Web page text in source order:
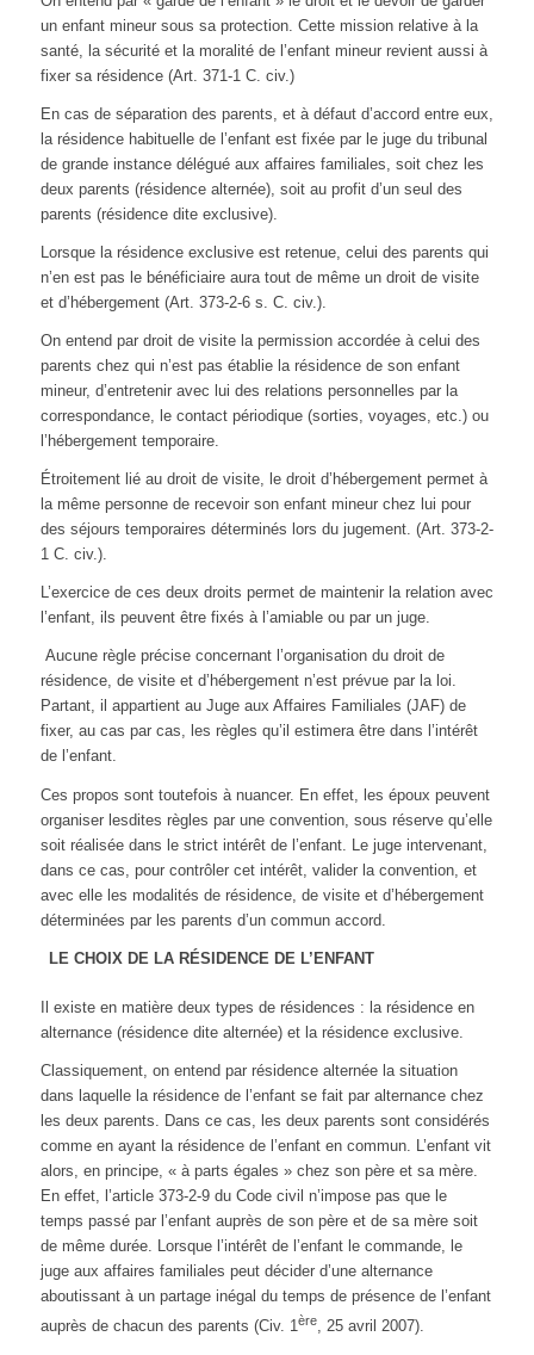
un enfant mineur sous sa protection. Cette mission relative à la
santé, la sécurité et la moralité de l’enfant mineur revient aussi à
fixer sa résidence (Art. 371-1 C. civ.)
En cas de séparation des parents, et à défaut d’accord entre eux,
la résidence habituelle de l’enfant est fixée par le juge du tribunal
de grande instance délégué aux affaires familiales, soit chez les
deux parents (résidence alternée), soit au profit d’un seul des
parents (résidence dite exclusive).
Lorsque la résidence exclusive est retenue, celui des parents qui
n’en est pas le bénéficiaire aura tout de même un droit de visite
et d’hébergement (Art. 373-2-6 s. C. civ.).
On entend par droit de visite la permission accordée à celui des
parents chez qui n’est pas établie la résidence de son enfant
mineur, d’entretenir avec lui des relations personnelles par la
correspondance, le contact périodique (sorties, voyages, etc.) ou
l’hébergement temporaire.
Étroitement lié au droit de visite, le droit d’hébergement permet à
la même personne de recevoir son enfant mineur chez lui pour
des séjours temporaires déterminés lors du jugement. (Art. 373-2-
1 C. civ.).
L’exercice de ces deux droits permet de maintenir la relation avec
l’enfant, ils peuvent être fixés à l’amiable ou par un juge.
Aucune règle précise concernant l’organisation du droit de
résidence, de visite et d’hébergement n’est prévue par la loi.
Partant, il appartient au Juge aux Affaires Familiales (JAF) de
fixer, au cas par cas, les règles qu’il estimera être dans l’intérêt
de l’enfant.
Ces propos sont toutefois à nuancer. En effet, les époux peuvent
organiser lesdites règles par une convention, sous réserve qu’elle
soit réalisée dans le strict intérêt de l’enfant. Le juge intervenant,
dans ce cas, pour contrôler cet intérêt, valider la convention, et
avec elle les modalités de résidence, de visite et d’hébergement
déterminées par les parents d’un commun accord.
LE CHOIX DE LA RÉSIDENCE DE L’ENFANT
Il existe en matière deux types de résidences : la résidence en
alternance (résidence dite alternée) et la résidence exclusive.
Classiquement, on entend par résidence alternée la situation
dans laquelle la résidence de l’enfant se fait par alternance chez
les deux parents. Dans ce cas, les deux parents sont considérés
comme en ayant la résidence de l’enfant en commun. L’enfant vit
alors, en principe, « à parts égales » chez son père et sa mère.
En effet, l’article 373-2-9 du Code civil n’impose pas que le
temps passé par l’enfant auprès de son père et de sa mère soit
de même durée. Lorsque l’intérêt de l’enfant le commande, le
juge aux affaires familiales peut décider d’une alternance
aboutissant à un partage inégal du temps de présence de l’enfant
auprès de chacun des parents (Civ. 1 ère, 25 avril 2007).